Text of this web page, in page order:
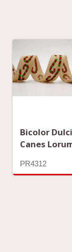
Bicolor
Canes
PR4312